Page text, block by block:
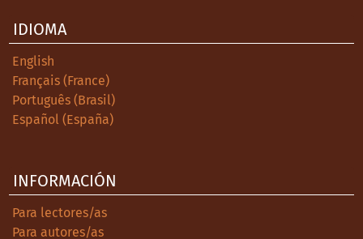
IDIOMA
English
Français (France)
Português (Brasil)
Español (España)
INFORMACIÓN
Para lectores/as
Para autores/as